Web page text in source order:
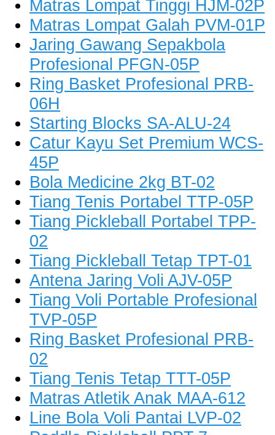
Matras Lompat Tinggi HJM-02P
Matras Lompat Galah PVM-01P
Jaring Gawang Sepakbola
Profesional PFGN-05P
Ring Basket Profesional PRB-
06H
Starting Blocks SA-ALU-24
Catur Kayu Set Premium WCS-
45P
Bola Medicine 2kg BT-02
Tiang Tenis Portabel TTP-05P
Tiang Pickleball Portabel TPP-
02
Tiang Pickleball Tetap TPT-01
Antena Jaring Voli AJV-05P
Tiang Voli Portable Profesional
TVP-05P
Ring Basket Profesional PRB-
02
Tiang Tenis Tetap TTT-05P
Matras Atletik Anak MAA-612
Line Bola Voli Pantai LVP-02